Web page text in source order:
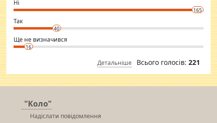
conscious in order to keep yourself fit and regularly go to the health
club.
⇒ sakshimirchandani.com
Ні
165
Так
40
Ще не визначився
16
Детальніше Всього голосів: 221
"Коло"
Надіслати повідомлення